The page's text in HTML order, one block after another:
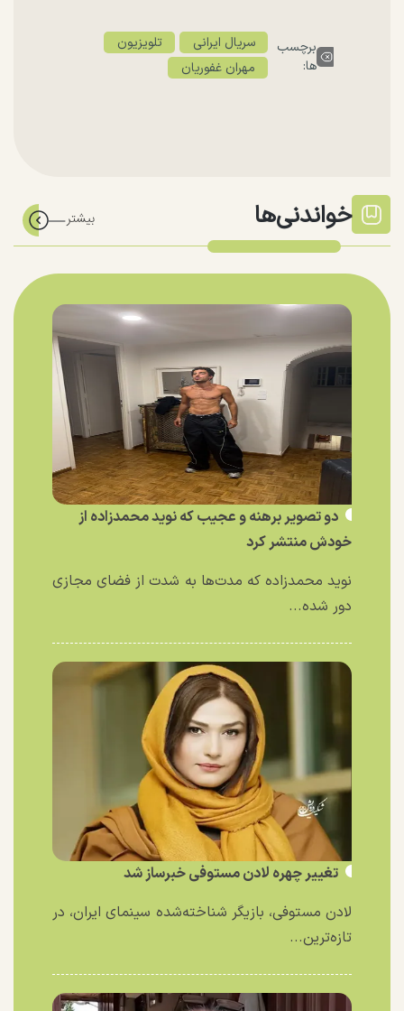
برچسب
ها:
سریال ایرانی
تلویزیون
مهران غفوریان
خواندنی‌ها
دو تصویر برهنه و عجیب که نوید محمدزاده از
خودش منتشر کرد
نوید محمدزاده که مدت‌ها به شدت از فضای مجازی
دور شده...
تغییر چهره لادن مستوفی خبرساز شد
لادن مستوفی، بازیگر شناخته‌شده سینمای ایران، در
تازه‌ترین...